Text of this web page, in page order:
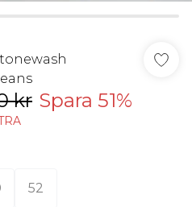
kr Spara 51%
52